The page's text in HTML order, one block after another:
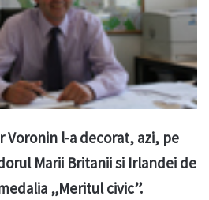
Voronin l-a decorat, azi, pe
Marii Britanii si Irlandei de
„Meritul civic”.